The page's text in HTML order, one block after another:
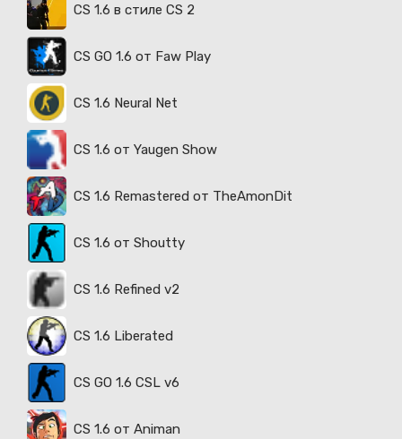
CS 1.6 в стиле CS 2
CS GO 1.6 от Faw Play
CS 1.6 Neural Net
CS 1.6 от Yaugen Show
CS 1.6 Remastered от TheAmonDit
CS 1.6 от Shoutty
CS 1.6 Refined v2
CS 1.6 Liberated
CS GO 1.6 CSL v6
CS 1.6 от Animan